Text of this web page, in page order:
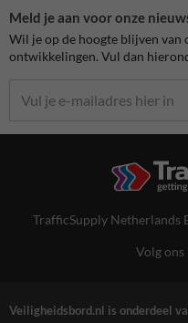
Meld je aan voor onze
Wil je op de hoogte blijven van
ontwikkelingen. Vul dan
TrafficSupply Netherlands
Volg ons
Veiligheidsbord.nl is onderdeel